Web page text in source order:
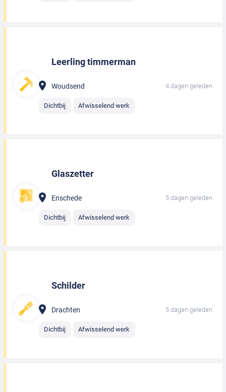
Leerling timmerman
Woudsend 4 dagen geleden
Dichtbij Afwisselend werk
Glaszetter
Enschede 5 dagen geleden
Dichtbij Afwisselend werk
Schilder
Drachten 5 dagen geleden
Dichtbij Afwisselend werk